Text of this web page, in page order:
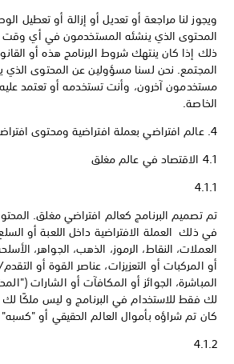
ويجوز لنا مراجعة أو تعديل أو إزالة أو تعطيل
المحتوى الذي ينشئه المستخدمون في أي
ذلك إذا كان ينتهك شروط البرنامج هذه أو
المجتمع. نحن لسنا مسؤولين عن المحتوى الذي
مستخدمون آخرون، وأنت تستخدمه أو تعتمد
الخاصة.
‎4. عالم افتراضي بعملة افتراضية ومحتوى افتراضي آخر
4.1 الاقتصاد في عالم مغلق
4.1.1
تم تصميم البرنامج كعالم افتراضي مغلق.
في ذلك العملة الافتراضية داخل اللعبة أو
العملات، النقاط، الرموز، الذهب، الجواهر،
أو المركبات أو التعزيزات، عناصر القوة أو
المباشرة، الجوائز أو المكافآت أو الشارات
لك فقط للاستخدام في البرنامج و ليس ملكًا لك
كان تم شراؤه بأموال العالم الحقيقي أو "كسبه"
4.1.2